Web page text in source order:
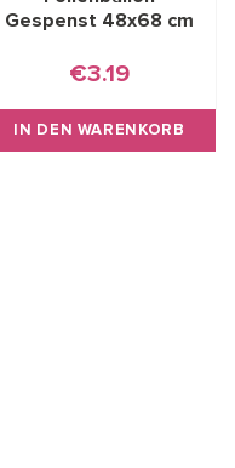
Gespenst 48x68 cm
€3.19
IN DEN WARENKORB